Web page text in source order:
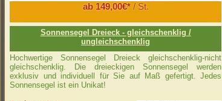
ab 149,00€*/ St.
Sonnensegel Dreieck - gleichschenklig /
ungleichschenklig
Hochwertige Sonnensegel Dreieck gleichschenklig-nicht
gleichschenklig. Die dreieckigen Sonnensegel werden
exklusiv und individuell für Sie auf Maß gefertigt. Jedes
Sonnensegel ist ein Unikat!